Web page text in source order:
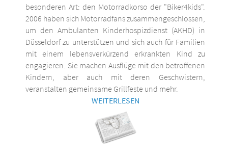
besonderen Art: den Motorradkorso der "Biker4kids".
2006 haben sich Motorradfans zusammengeschlossen,
um den Ambulanten Kinderhospizdienst (AKHD) in
Düsseldorf zu unterstützen und sich auch für Familien
mit einem lebensverkürzend erkrankten Kind zu
engagieren. Sie machen Ausflüge mit den betroffenen
Kindern, aber auch mit deren Geschwistern,
veranstalten gemeinsame Grillfeste und mehr.
WEITERLESEN